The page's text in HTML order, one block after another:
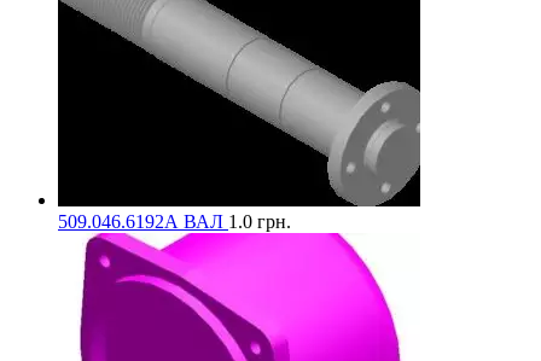
509.046.6192А ВАЛ 1.0 грн.